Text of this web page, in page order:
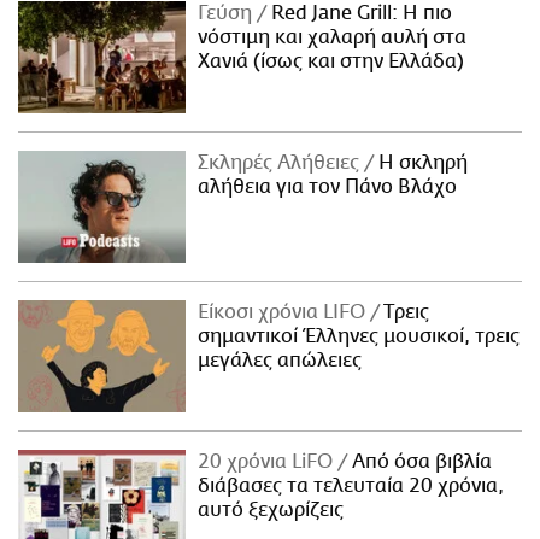
Γεύση
Red Jane Grill: Η πιο
νόστιμη και χαλαρή αυλή στα
Χανιά (ίσως και στην Ελλάδα)
Σκληρές Αλήθειες
H σκληρή
αλήθεια για τον Πάνο Βλάχο
Είκοσι χρόνια LIFO
Tρεις
σημαντικοί Έλληνες μουσικοί, τρεις
μεγάλες απώλειες
20 χρόνια LiFO
Από όσα βιβλία
διάβασες τα τελευταία 20 χρόνια,
αυτό ξεχωρίζεις